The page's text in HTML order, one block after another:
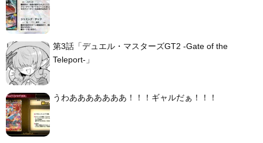
第3話「デュエル・マスターズGT2 -Gate of the
Teleport-」
うわあああああああ！！！ギャルだぁ！！！